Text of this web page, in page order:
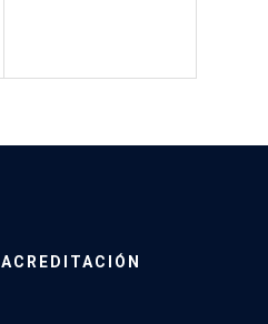
ACREDITACIÓN